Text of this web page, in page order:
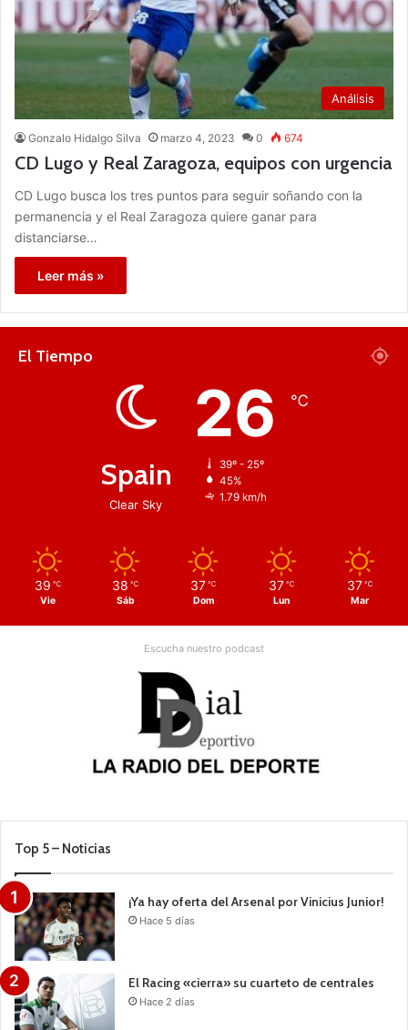
Análisis
Gonzalo Hidalgo Silva marzo 4, 2023 0 674
CD Lugo y Real Zaragoza, equipos con urgencia
CD Lugo busca los tres puntos para seguir soñando con la
permanencia y el Real Zaragoza quiere ganar para
distanciarse…
Leer más »
El Tiempo
Spain
Clear Sky
26 ℃
39º - 25º
45%
1.79 km/h
39 ℃
Vie
38 ℃
Sáb
37 ℃
Dom
37 ℃
Lun
37 ℃
Mar
Escucha nuestro podcast
Top 5 – Noticias
¡Ya hay oferta del Arsenal por Vinicius Junior!
Hace 5 días
El Racing «cierra» su cuarteto de centrales
Hace 2 días